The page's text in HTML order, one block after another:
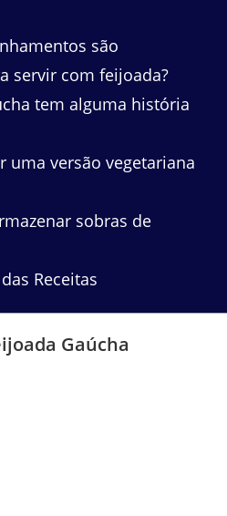
são
servir com feijoada?
tem alguma história
uma versão vegetariana
sobras de
Receitas
Gaúcha